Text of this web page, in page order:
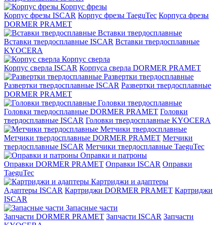
Корпус фрезы
Корпус фрезы ISCAR Корпус фрезы TaeguTec Корпуса фрезы
DORMER PRAMET
Вставки твердосплавные
Вставки твердосплавные ISCAR Вставки твердосплавные
KYOCERA
Корпус сверла
Корпус сверла ISCAR Корпуса сверла DORMER PRAMET
Развертки твердосплавные
Развертки твердосплавные ISCAR Развертки твердосплавные
DORMER PRAMET
Головки твердосплавные
Головки твердосплавные DORMER PRAMET Головки
твердосплавные ISCAR Головки твердосплавные KYOCERA
Метчики твердосплавные
Метчики твердосплавные DORMER PRAMET Метчики
твердосплавные ISCAR Метчики твердосплавные TaeguTec
Оправки и патроны
Оправки DORMER PRAMET Оправки ISCAR Оправки
TaeguTec
Картриджи и адаптеры
Адаптеры ISCAR Картриджи DORMER PRAMET Картриджи
ISCAR
Запасные части
Запчасти DORMER PRAMET Запчасти ISCAR Запчасти